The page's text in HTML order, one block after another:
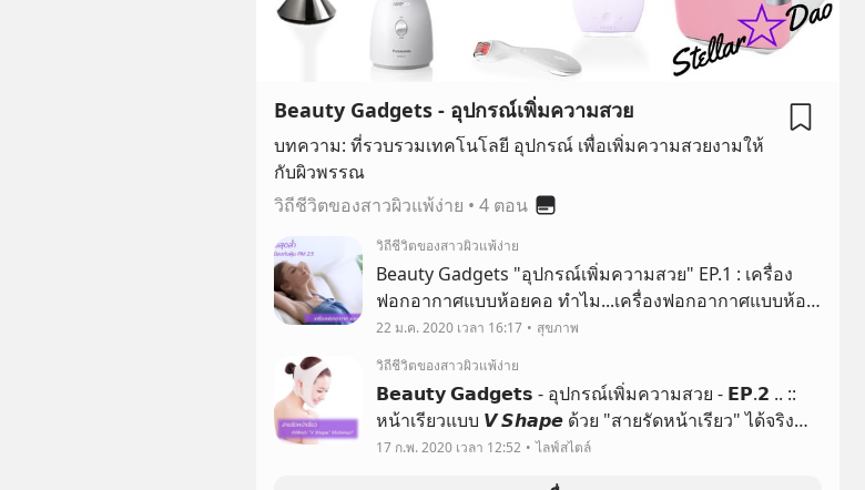
Beauty Gadgets - อุปกรณ์เพิ่มความสวย
บทความ: ที่รวบรวมเทคโนโลยี อุปกรณ์ เพื่อเพิ่มความสวยงามให้
กับผิวพรรณ
วิถีชีวิตของสาวผิวแพ้ง่าย • 4 ตอน
วิถีชีวิตของสาวผิวแพ้ง่าย
Beauty Gadgets "อุปกรณ์เพิ่มความสวย" EP.1 : เครื่อง
ฟอกอากาศแบบห้อยคอ ทำไม...เครื่องฟอกอากาศแบบห้อย
คอถึงเป็นอุปกรณ์เพิ่มความสวยได้???
22 ม.ค. 2020 เวลา 16:17
สุขภาพ
วิถีชีวิตของสาวผิวแพ้ง่าย
𝗕𝗲𝗮𝘂𝘁𝘆 𝗚𝗮𝗱𝗴𝗲𝘁𝘀 - อุปกรณ์เพิ่มความสวย - 𝗘𝗣.𝟮 .. ::
หน้าเรียวแบบ 𝙑 𝙎𝙝𝙖𝙥𝙚 ด้วย "สายรัดหน้าเรียว" ได้จริง
หรอ??? :: .. กระแสอุปกรณ์ช่วยให้หน้าเรียวแบบ V Shape
17 ก.พ. 2020 เวลา 12:52 ไลฟ์สไตล์